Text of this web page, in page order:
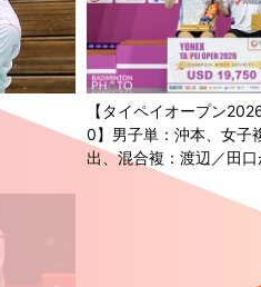
【タイペイオープン
0】男子単：沖本、女子
出、混合複：渡辺／田口